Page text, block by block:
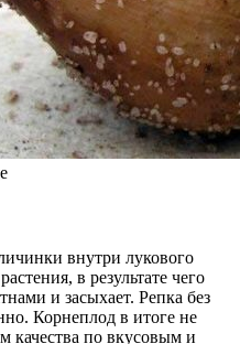
внутри лукового
в результате чего
и засыхает. Репка без
Корнеплод в итоге не
качества по вкусовым и